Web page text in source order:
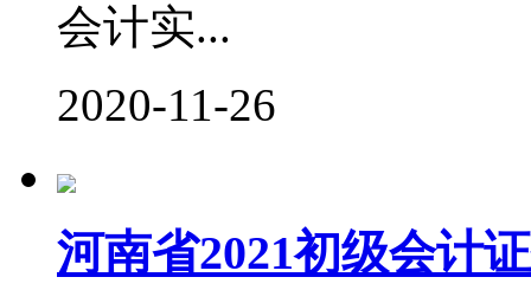
会计实...
2020-11-26
河南省2021初级会计